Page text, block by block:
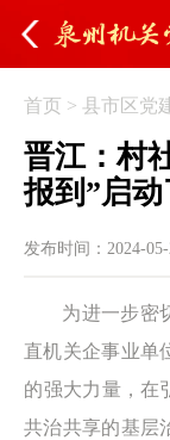
首页 >县市区党
晋江：村
报到”启动
发布时间：2024-
为进一步密
直机关企事业单
的强大力量，在
共治共享的基层